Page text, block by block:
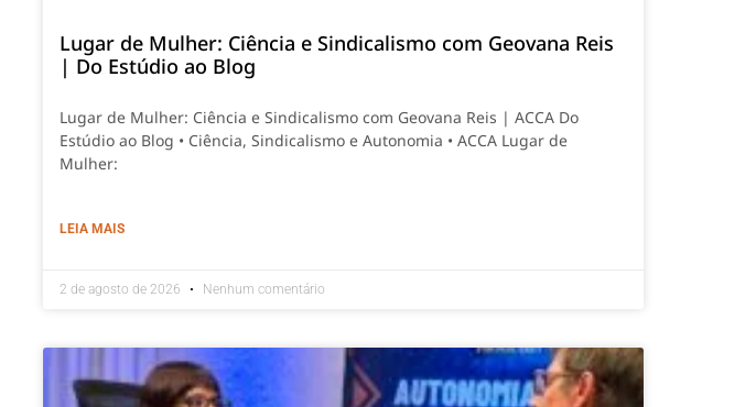
Lugar de Mulher: Ciência e Sindicalismo com Geovana Reis
| Do Estúdio ao Blog
Lugar de Mulher: Ciência e Sindicalismo com Geovana Reis | ACCA Do
Estúdio ao Blog • Ciência, Sindicalismo e Autonomia • ACCA Lugar de
Mulher:
LEIA MAIS
2 de agosto de 2026 Nenhum comentário